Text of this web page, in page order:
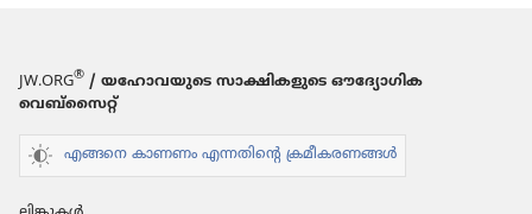
JW.ORG® / യഹോവയുടെ സാക്ഷികളുടെ ഔദ്യോഗിക
വെബ്സൈറ്റ്
എങ്ങനെ കാണണം എന്നതിന്റെ ക്രമീകരണങ്ങൾ